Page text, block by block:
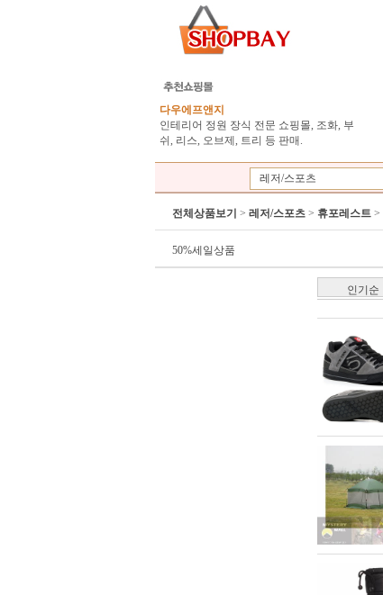
다우에프앤지
인테리어 정원 장식 전문 쇼핑몰, 조화, 부
쉬, 리스, 오브제, 트리 등 판매.
레저/스포츠
전체상품보기 > 레저/스포츠 > 휴포레스트 >
50%세일상품
인기순